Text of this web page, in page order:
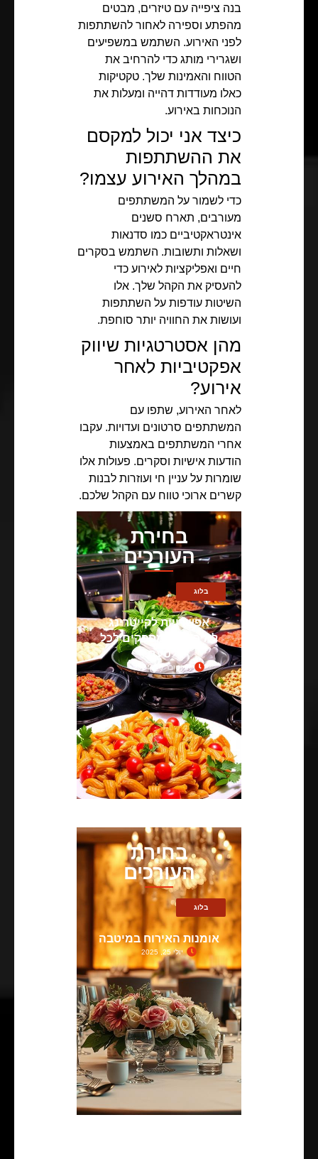
בנה ציפייה עם טיזרים, מבטים
מהפתע וספירה לאחור להשתתפות
לפני האירוע. השתמש במשפיעים
ושגרירי מותג כדי להרחיב את
הטווח והאמינות שלך. טקטיקות
כאלו מעודדות דהייה ומעלות את
הנוכחות באירוע.
כיצד אני יכול למקסם
את ההשתתפות
במהלך האירוע עצמו?
כדי לשמור על המשתתפים
מעורבים, תארח סשנים
אינטראקטיביים כמו סדנאות
ושאלות ותשובות. השתמש בסקרים
חיים ואפליקציות לאירוע כדי
להעסיק את הקהל שלך. אלו
השיטות עודפות על השתתפות
ועושות את החוויה יותר סוחפת.
מהן אסטרטגיות שיווק
אפקטיביות לאחר
אירוע?
לאחר האירוע, שתפו עם
המשתתפים סרטונים ועדויות. עקבו
אחרי המשתתפים באמצעות
הודעות אישיות וסקרים. פעולות אלו
שומרות על עניין חי ועוזרות לבנות
קשרים ארוכי טווח עם הקהל שלכם.
בחירת
העורכים
בלוג
אפשרויות לקייטרינג
לאירועים: מספקים לכל
טעם
אוקטובר 18, 2024
בחירת
העורכים
בלוג
אומנות האירוח במיטבה
יולי 25, 2025